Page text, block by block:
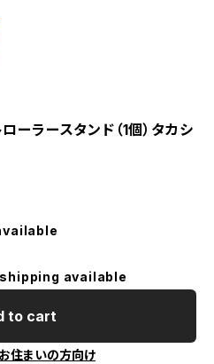
ーラースタンド（1個）タカシ
available
to cart
住まいの方向け